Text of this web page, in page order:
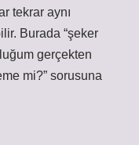
tekrar aynı
Burada “şeker
gerçekten
mi?” sorusuna